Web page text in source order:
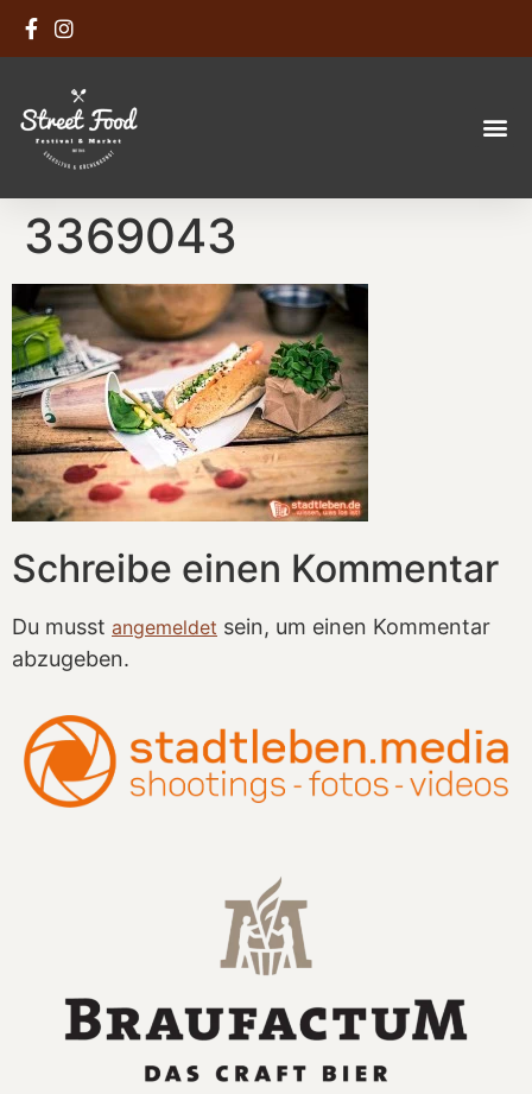
3369043
Schreibe einen Kommentar
Du musst angemeldet sein, um einen Kommentar
abzugeben.